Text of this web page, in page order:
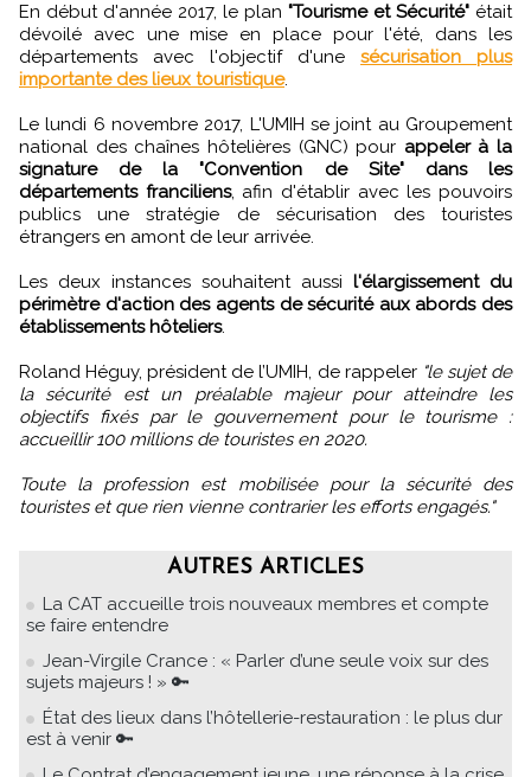
En début d'année 2017, le plan "Tourisme et Sécurité" était
dévoilé avec une mise en place pour l'été, dans les
départements avec l'objectif d'une sécurisation plus
importante des lieux touristique.
Le lundi 6 novembre 2017, L'UMIH se joint au Groupement
national des chaînes hôtelières (GNC) pour appeler à la
signature de la "Convention de Site" dans les
départements franciliens, afin d'établir avec les pouvoirs
publics une stratégie de sécurisation des touristes
étrangers en amont de leur arrivée.
Les deux instances souhaitent aussi l'élargissement du
périmètre d'action des agents de sécurité aux abords des
établissements hôteliers.
Roland Héguy, président de l’UMIH, de rappeler "le sujet de
la sécurité est un préalable majeur pour atteindre les
objectifs fixés par le gouvernement pour le tourisme :
accueillir 100 millions de touristes en 2020.
Toute la profession est mobilisée pour la sécurité des
touristes et que rien vienne contrarier les efforts engagés."
AUTRES ARTICLES
La CAT accueille trois nouveaux membres et compte
se faire entendre
Jean-Virgile Crance : « Parler d’une seule voix sur des
sujets majeurs ! » 🔑
État des lieux dans l’hôtellerie-restauration : le plus dur
est à venir 🔑